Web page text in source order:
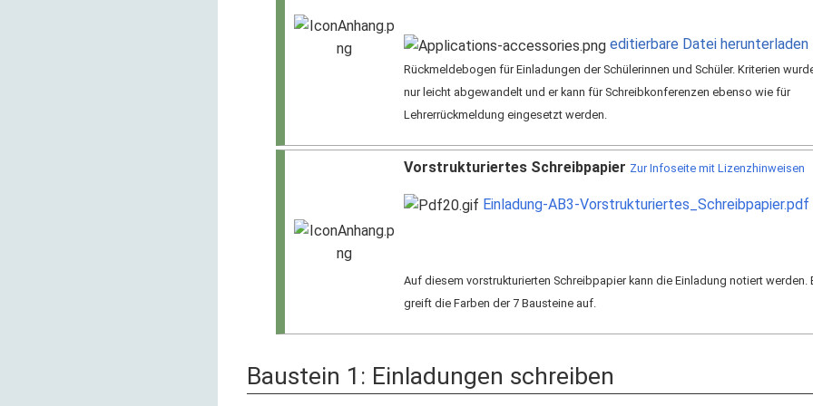
editierbare Datei herunterladen
Rückmeldebogen für Einladungen der Schülerinnen und Schüler. Kriterien
nur leicht abgewandelt und er kann für Schreibkonferenzen ebenso wie für
Lehrerrückmeldung eingesetzt werden.
Vorstrukturiertes Schreibpapier Zur Infoseite mit Lizenzhinweisen
Einladung-AB3-Vorstrukturiertes_Schreibpapier.pdf
Auf diesem vorstrukturierten Schreibpapier kann die Einladung notiert werden.
greift die Farben der 7 Bausteine auf.
Baustein 1: Einladungen schreiben